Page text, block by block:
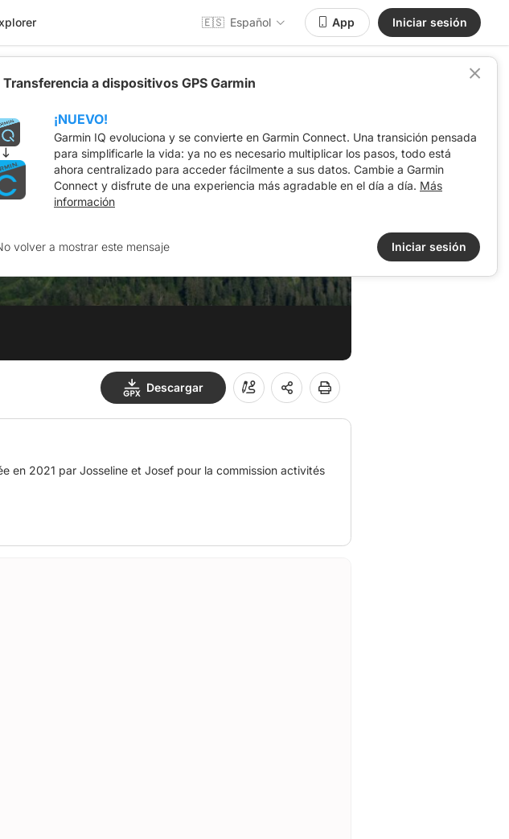
🇪🇸 Español App Iniciar sesión
en-Aravis)
Descargar
en 2021 par Josseline et Josef pour la commission activités
Transferencia a dispositivos GPS Garmin
¡NUEVO!
Garmin IQ evoluciona y se convierte en Garmin Connect. Una transición pensada
para simplificarle la vida: ya no es necesario multiplicar los pasos, todo está
ahora centralizado para acceder fácilmente a sus datos. Cambie a Garmin
Connect y disfrute de una experiencia más agradable en el día a día. Más
información
volver a mostrar este mensaje Iniciar sesión